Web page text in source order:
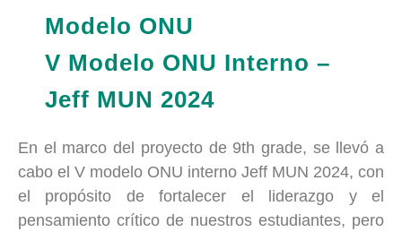
Modelo ONU
V Modelo ONU Interno –
Jeff MUN 2024
En el marco del proyecto de 9th grade, se llevó a
cabo el V modelo ONU interno Jeff MUN 2024, con
el propósito de fortalecer el liderazgo y el
pensamiento crítico de nuestros estudiantes, pero